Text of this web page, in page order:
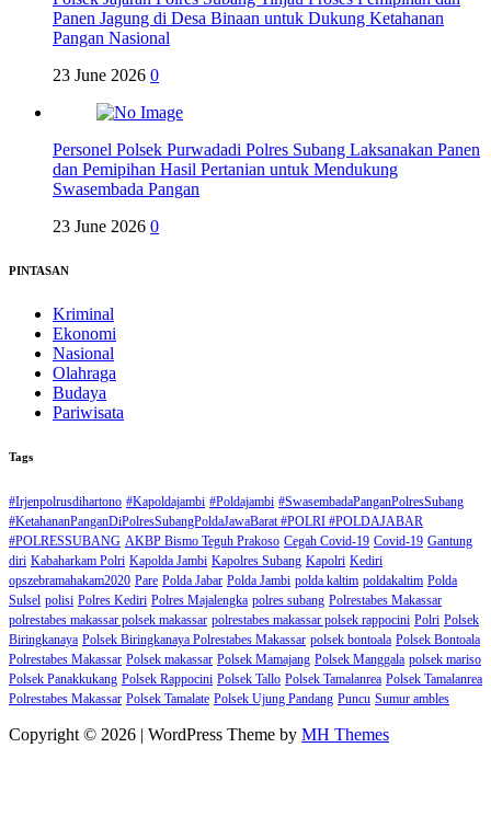
Panen Jagung di Desa Binaan untuk Dukung Ketahanan
Pangan Nasional
23 June 2026 0
Personel Polsek Purwadadi Polres Subang Laksanakan Panen
dan Pemipihan Hasil Pertanian untuk Mendukung
Swasembada Pangan
23 June 2026 0
PINTASAN
Kriminal
Ekonomi
Nasional
Olahraga
Budaya
Pariwisata
Tags
#Irjenpolrusdihartono #Kapoldajambi #Poldajambi #SwasembadaPanganPolresSubang
#KetahananPanganDiPolresSubangPoldaJawaBarat #POLRI #POLDAJABAR
#POLRESSUBANG AKBP Bismo Teguh Prakoso Cegah Covid-19 Covid-19 Gantung
diri Kabaharkam Polri Kapolda Jambi Kapolres Subang Kapolri Kediri
opszebramahakam2020 Pare Polda Jabar Polda Jambi polda kaltim poldakaltim Polda
Sulsel polisi Polres Kediri Polres Majalengka polres subang Polrestabes Makassar
polrestabes makassar polsek makassar polrestabes makassar polsek rappocini Polri Polsek
Biringkanaya Polsek Biringkanaya Polrestabes Makassar polsek bontoala Polsek Bontoala
Polrestabes Makassar Polsek makassar Polsek Mamajang Polsek Manggala polsek mariso
Polsek Panakkukang Polsek Rappocini Polsek Tallo Polsek Tamalanrea Polsek Tamalanrea
Polrestabes Makassar Polsek Tamalate Polsek Ujung Pandang Puncu Sumur ambles
Copyright © 2026 | WordPress Theme by MH Themes